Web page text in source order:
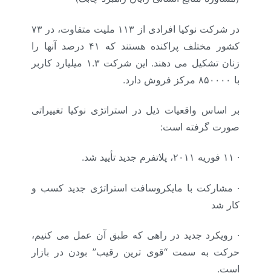
در شرکت نوکیا افرادی از ۱۱۳ ملیت متفاوت، در ۷۳
کشور مختلف پراکنده هستند که ۴۱ درصد آنها را
زنان تشکیل می دهند. این شرکت ۱.۳ میلیارد کاربر
با ۸۵۰۰۰۰ مرکز فروش دارد.
بر اساس واقعیات ذیل در استراتژی نوکیا تغییراتی
صورت گرفته است:
· ۱۱ فوریه ۲۰۱۱، پلاتفرم جدید تأیید شد.
· مشارکت با مایکروسافت استراتژی جدید کسب و
کار شد
· رویکرد جدید در راهی که طبق آن عمل می کنیم،
حرکت به سمت “قوی ترین رقیب” بودن در بازار
است.